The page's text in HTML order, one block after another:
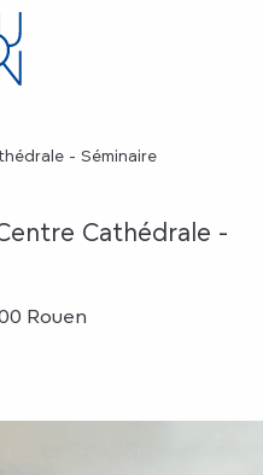
- Séminaire
Cathédrale -
Rouen